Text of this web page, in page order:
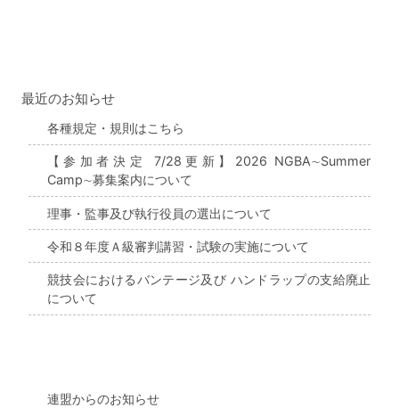
最近のお知らせ
各種規定・規則はこちら
【参加者決定 7/28更新】2026 NGBA∼Summer
Camp∼募集案内について
理事・監事及び執行役員の選出について
令和８年度Ａ級審判講習・試験の実施について
競技会におけるバンテージ及び ハンドラップの支給廃止
について
連盟からのお知らせ